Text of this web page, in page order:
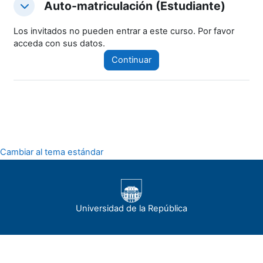
Auto-matriculación (Estudiante)
Auto-matriculación (Estudiante)
Los invitados no pueden entrar a este curso. Por favor
acceda con sus datos.
Continuar
Cambiar al tema estándar
Universidad de la República